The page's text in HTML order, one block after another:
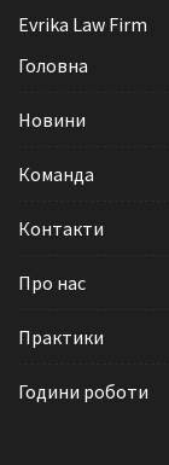
Evrika Law Firm
Головна
Новини
Команда
Контакти
Про нас
Практики
Години роботи